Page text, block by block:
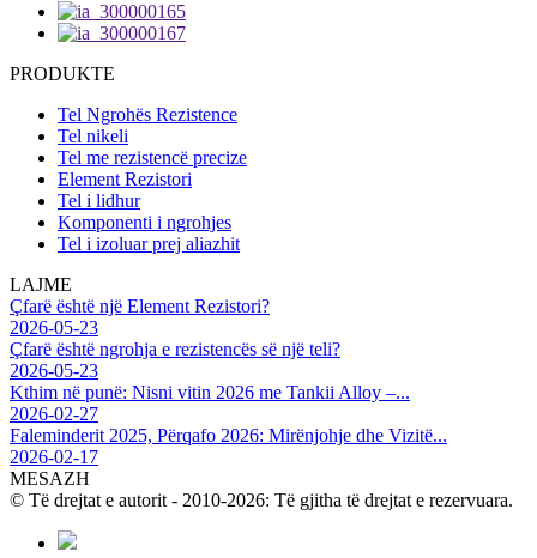
PRODUKTE
Tel Ngrohës Rezistence
Tel nikeli
Tel me rezistencë precize
Element Rezistori
Tel i lidhur
Komponenti i ngrohjes
Tel i izoluar prej aliazhit
LAJME
Çfarë është një Element Rezistori?
2026-05-23
Çfarë është ngrohja e rezistencës së një teli?
2026-05-23
Kthim në punë: Nisni vitin 2026 me Tankii Alloy –...
2026-02-27
Faleminderit 2025, Përqafo 2026: Mirënjohje dhe Vizitë...
2026-02-17
MESAZH
© Të drejtat e autorit - 2010-2026: Të gjitha të drejtat e rezervuara.